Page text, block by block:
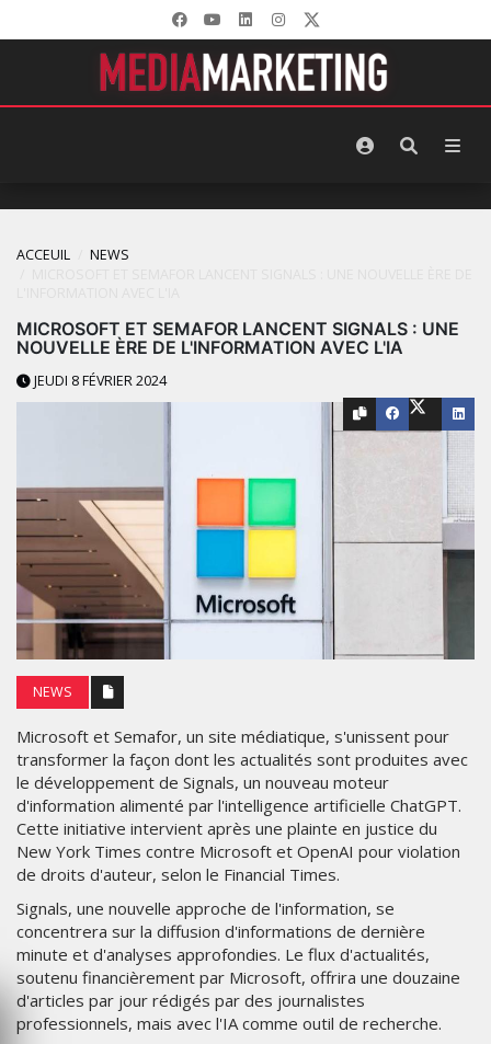
ACCEUIL
NEWS
MICROSOFT ET SEMAFOR LANCENT SIGNALS : UNE
NOUVELLE ÈRE DE L'INFORMATION AVEC L'IA
JEUDI 8 FÉVRIER 2024
NEWS
Microsoft et Semafor, un site médiatique, s'unissent pour
transformer la façon dont les actualités sont produites avec
le développement de Signals, un nouveau moteur
d'information alimenté par l'intelligence artificielle ChatGPT.
Cette initiative intervient après une plainte en justice du
New York Times contre Microsoft et OpenAI pour violation
de droits d'auteur, selon le Financial Times.
Signals, une nouvelle approche de l'information, se
concentrera sur la diffusion d'informations de dernière
minute et d'analyses approfondies. Le flux d'actualités,
soutenu financièrement par Microsoft, offrira une douzaine
d'articles par jour rédigés par des journalistes
professionnels, mais avec l'IA comme outil de recherche.